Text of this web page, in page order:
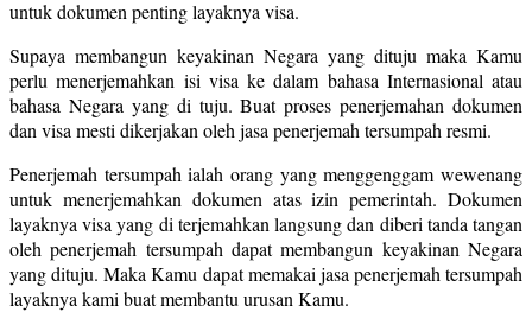
untuk dokumen penting layaknya visa.
Supaya membangun keyakinan Negara yang dituju maka Kamu
perlu menerjemahkan isi visa ke dalam bahasa Internasional atau
bahasa Negara yang di tuju. Buat proses penerjemahan dokumen
dan visa mesti dikerjakan oleh jasa penerjemah tersumpah resmi.
Penerjemah tersumpah ialah orang yang menggenggam wewenang
untuk menerjemahkan dokumen atas izin pemerintah. Dokumen
layaknya visa yang di terjemahkan langsung dan diberi tanda tangan
oleh penerjemah tersumpah dapat membangun keyakinan Negara
yang dituju. Maka Kamu dapat memakai jasa penerjemah tersumpah
layaknya kami buat membantu urusan Kamu.